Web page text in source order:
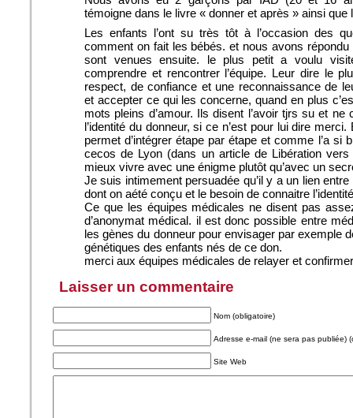
témoigne dans le livre « donner et après » ainsi que
Les enfants l’ont su très tôt à l’occasion des
comment on fait les bébés. et nous avons
sont venues ensuite. le plus petit a voulu
comprendre et rencontrer l’équipe. Leur dire le
respect, de confiance et une reconnaissance de
et accepter ce qui les concerne, quand en plus
mots pleins d’amour. Ils disent l’avoir tjrs su et ne
l’identité du donneur, si ce n’est pour lui dire
permet d’intégrer étape par étape et comme l’a si
cecos de Lyon (dans un article de Libération
mieux vivre avec une énigme plutôt qu’avec un
Je suis intimement persuadée qu’il y a un lien
dont on aété conçu et le besoin de connaitre
Ce que les équipes médicales ne disent pas
d’anonymat médical. il est donc possible entre
les gènes du donneur pour envisager par exemple
génétiques des enfants nés de ce don.
merci aux équipes médicales de relayer et
Laisser un commentaire
Nom (obligatoire)
Adresse e-mail (ne sera pas publiée)
Site Web